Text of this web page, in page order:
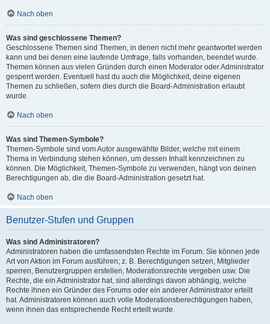
Nach oben
Was sind geschlossene Themen?
Geschlossene Themen sind Themen, in denen nicht mehr geantwortet werden
kann und bei denen eine laufende Umfrage, falls vorhanden, beendet wurde.
Themen können aus vielen Gründen durch einen Moderator oder Administrator
gesperrt werden. Eventuell hast du auch die Möglichkeit, deine eigenen
Themen zu schließen, sofern dies durch die Board-Administration erlaubt
wurde.
Nach oben
Was sind Themen-Symbole?
Themen-Symbole sind vom Autor ausgewählte Bilder, welche mit einem
Thema in Verbindung stehen können, um dessen Inhalt kennzeichnen zu
können. Die Möglichkeit, Themen-Symbole zu verwenden, hängt von deinen
Berechtigungen ab, die die Board-Administration gesetzt hat.
Nach oben
Benutzer-Stufen und Gruppen
Was sind Administratoren?
Administratoren haben die umfassendsten Rechte im Forum. Sie können jede
Art von Aktion im Forum ausführen; z. B. Berechtigungen setzen, Mitglieder
sperren, Benutzergruppen erstellen, Moderationsrechte vergeben usw. Die
Rechte, die ein Administrator hat, sind allerdings davon abhängig, welche
Rechte ihnen ein Gründer des Forums oder ein anderer Administrator erteilt
hat. Administratoren können auch volle Moderationsberechtigungen haben,
wenn ihnen das entsprechende Recht erteilt wurde.